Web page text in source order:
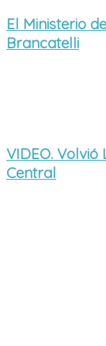
El Ministerio
Brancatelli
VIDEO.
Central